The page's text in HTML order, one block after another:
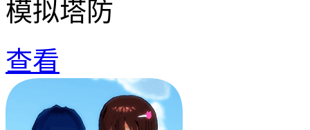
模拟塔防
查看